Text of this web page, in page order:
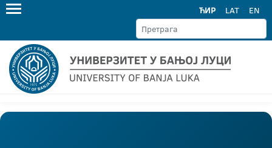
ЋИР LAT EN